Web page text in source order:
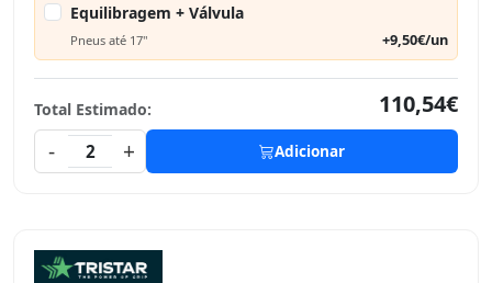
Equilibragem + Válvula
Pneus até 17" +9,50€/un
Total Estimado:
110,54€
-
2 + Adicionar